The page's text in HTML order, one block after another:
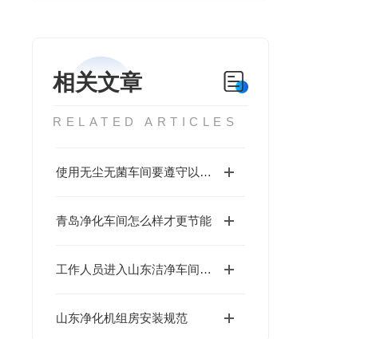
相关文章
RELATED ARTICLES
使用无尘无菌车间要遵守以下要求
青岛净化车间怎么样才更节能
工作人员进入山东洁净车间注意事项
山东净化机组房安装规范